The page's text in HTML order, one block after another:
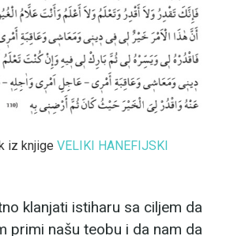
iz knjige VELIKI HANEFIJSKI
klanjati istiharu sa ciljem da
primi našu teobu i da nam da